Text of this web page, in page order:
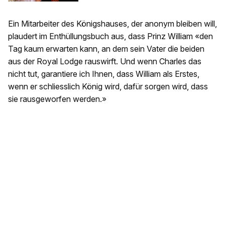
Ein Mitarbeiter des Königshauses, der anonym bleiben will,
plaudert im Enthüllungsbuch aus, dass Prinz William «den
Tag kaum erwarten kann, an dem sein Vater die beiden
aus der Royal Lodge rauswirft. Und wenn Charles das
nicht tut, garantiere ich Ihnen, dass William als Erstes,
wenn er schliesslich König wird, dafür sorgen wird, dass
sie rausgeworfen werden.»